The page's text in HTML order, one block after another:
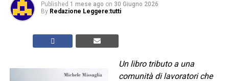
Published 1 mese ago on 30 Giugno 2026
By Redazione Leggere:tutti
Un libro tributo a una
comunità di lavoratori che